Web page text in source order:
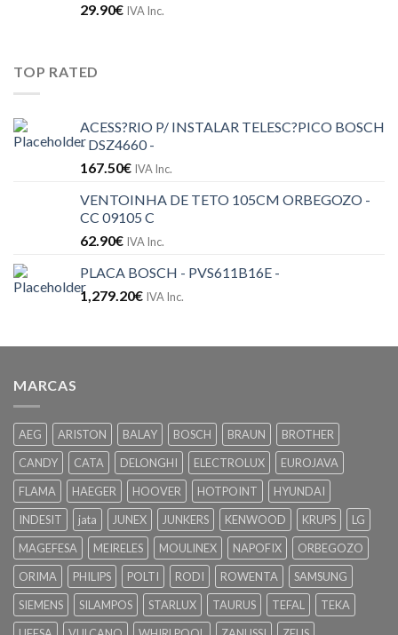
29.90€ IVA Inc.
TOP RATED
ACESS?RIO P/ INSTALAR TELESC?PICO BOSCH
- DSZ4660 -
167.50€ IVA Inc.
VENTOINHA DE TETO 105CM ORBEGOZO -
CC 09105 C
62.90€ IVA Inc.
PLACA BOSCH - PVS611B16E -
1,279.20€ IVA Inc.
MARCAS
AEG ARISTON BALAY BOSCH BRAUN
BROTHER
CANDY
CATA DELONGHI ELECTROLUX
EUROJAVA
FLAMA
HAEGER HOOVER HOTPOINT
HYUNDAI
INDESIT
jata JUNEX JUNKERS KENWOOD KRUPS
LG
MAGEFESA
MEIRELES MOULINEX NAPOFIX
ORBEGOZO
ORIMA
PHILIPS POLTI RODI ROWENTA
SAMSUNG
SIEMENS
SILAMPOS STARLUX TAURUS TEFAL
TEKA